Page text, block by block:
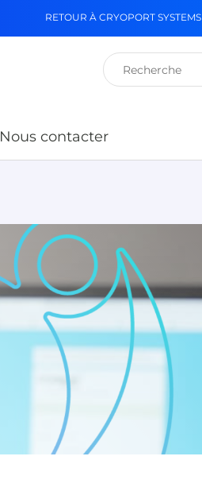
RETOUR À CRYOPORT SYSTEMS
Rechercher :
Nous contacter